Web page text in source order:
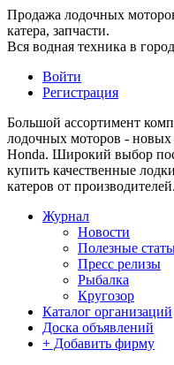
Продажа лодочных
катера, запчасти.
Вся водная техника в
Войти
Регистрация
Большой ассортимент
лодочных моторов - новых
Honda. Широкий выбор
купить качественные
катеров от производителей.
Журнал
Новости
Полезные
Пресс релизы
Рыбалка
Кругозор
Каталог организаций
Доска объявлений
+ Добавить фирму